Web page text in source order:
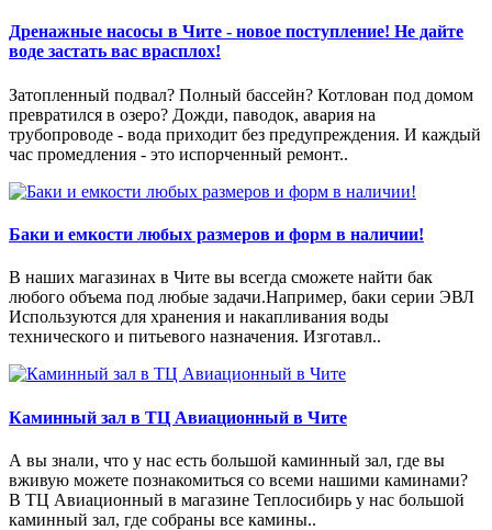
Дренажные насосы в Чите - новое поступление! Не дайте
воде застать вас врасплох!
Затопленный подвал? Полный бассейн? Котлован под домом
превратился в озеро? Дожди, паводок, авария на
трубопроводе - вода приходит без предупреждения. И каждый
час промедления - это испорченный ремонт..
Баки и емкости любых размеров и форм в наличии!
В наших магазинах в Чите вы всегда сможете найти бак
любого объема под любые задачи.Например, баки серии ЭВЛ
Используются для хранения и накапливания воды
технического и питьевого назначения. Изготавл..
Каминный зал в ТЦ Авиационный в Чите
А вы знали, что у нас есть большой каминный зал, где вы
вживую можете познакомиться со всеми нашими каминами?
В ТЦ Авиационный в магазине Теплосибирь у нас большой
каминный зал, где собраны все камины..